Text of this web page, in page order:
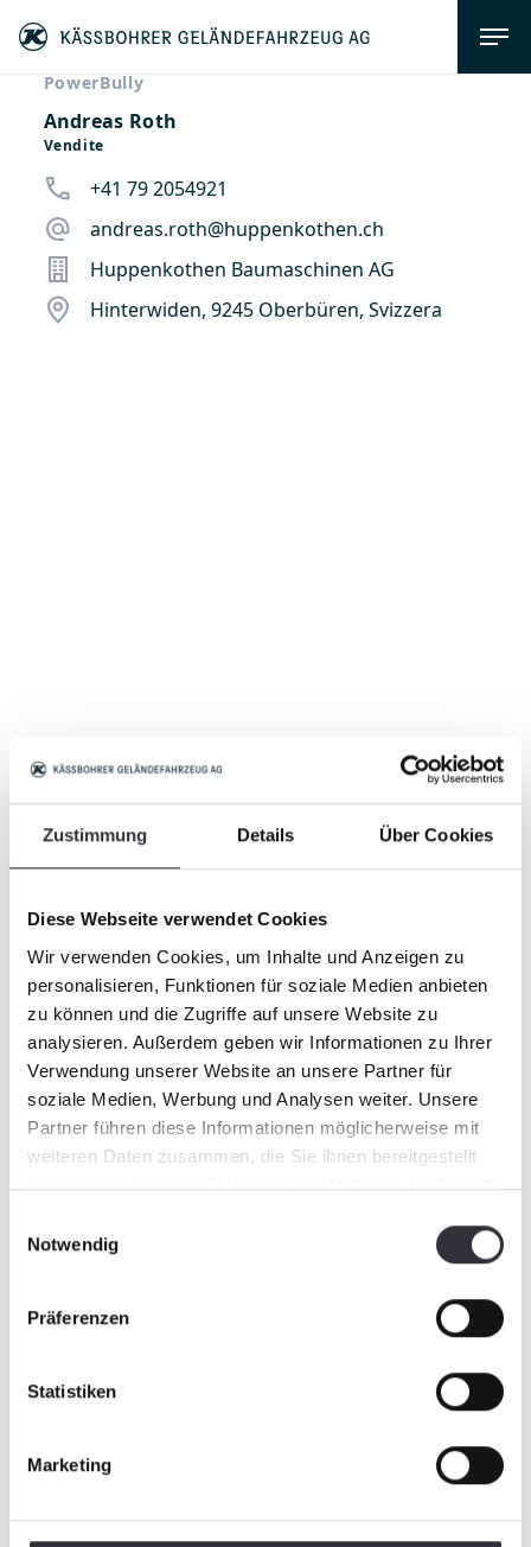
Zustimmung Details Über Cookies
Diese Webseite verwendet Cookies
Wir verwenden Cookies, um Inhalte und Anzeigen zu
personalisieren, Funktionen für soziale Medien anbieten
zu können und die Zugriffe auf unsere Website zu
analysieren. Außerdem geben wir Informationen zu Ihrer
Verwendung unserer Website an unsere Partner für
soziale Medien, Werbung und Analysen weiter. Unsere
Partner führen diese Informationen möglicherweise mit
weiteren Daten zusammen, die Sie ihnen bereitgestellt
haben oder die sie im Rahmen Ihrer Nutzung der Dienste
Notwendig
Präferenzen
Statistiken
Marketing
PowerBully
Andreas Roth
Vendite
+41 79 2054921
andreas.roth@huppenkothen.ch
Huppenkothen Baumaschinen AG
Hinterwiden, 9245 Oberbüren, Svizzera